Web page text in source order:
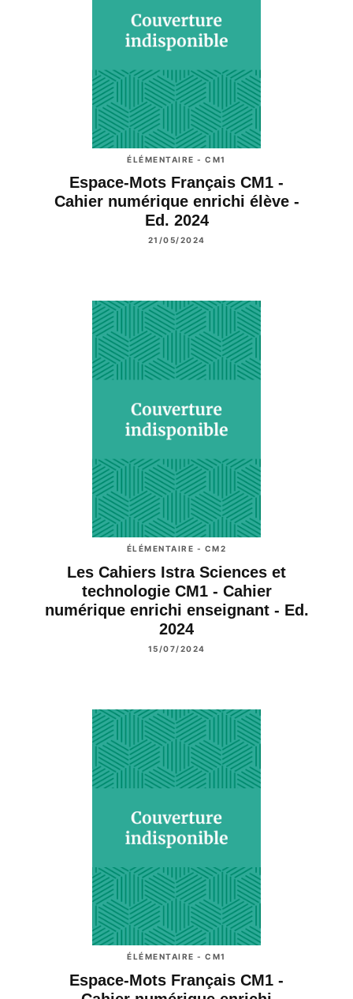
ÉLÉMENTAIRE - CM1
Espace-Mots Français CM1 -
Cahier numérique enrichi élève -
Ed. 2024
21/05/2024
ÉLÉMENTAIRE - CM2
Les Cahiers Istra Sciences et
technologie CM1 - Cahier
numérique enrichi enseignant - Ed.
2024
15/07/2024
ÉLÉMENTAIRE - CM1
Espace-Mots Français CM1 -